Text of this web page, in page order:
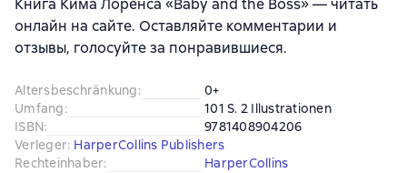
Книга Кима Лоренса «Baby and the Boss» — читать
онлайн на сайте. Оставляйте комментарии и
отзывы, голосуйте за понравившиеся.
Altersbeschränkung:
0+
Umfang:
101 S. 2 Illustrationen
ISBN:
9781408904206
Verleger: HarperCollins Publishers
Rechteinhaber: HarperCollins